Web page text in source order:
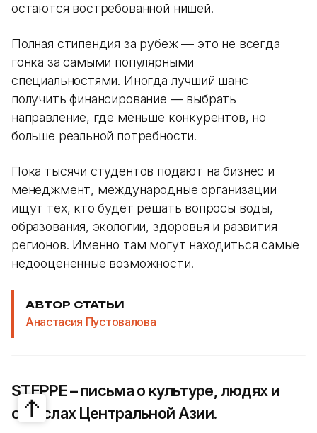
остаются востребованной нишей.
Полная стипендия за рубеж — это не всегда
гонка за самыми популярными
специальностями. Иногда лучший шанс
получить финансирование — выбрать
направление, где меньше конкурентов, но
больше реальной потребности.
Пока тысячи студентов подают на бизнес и
менеджмент, международные организации
ищут тех, кто будет решать вопросы воды,
образования, экологии, здоровья и развития
регионов. Именно там могут находиться самые
недооцененные возможности.
АВТОР СТАТЬИ
Анастасия Пустовалова
STEPPE – письма о культуре, людях и
смыслах Центральной Азии.